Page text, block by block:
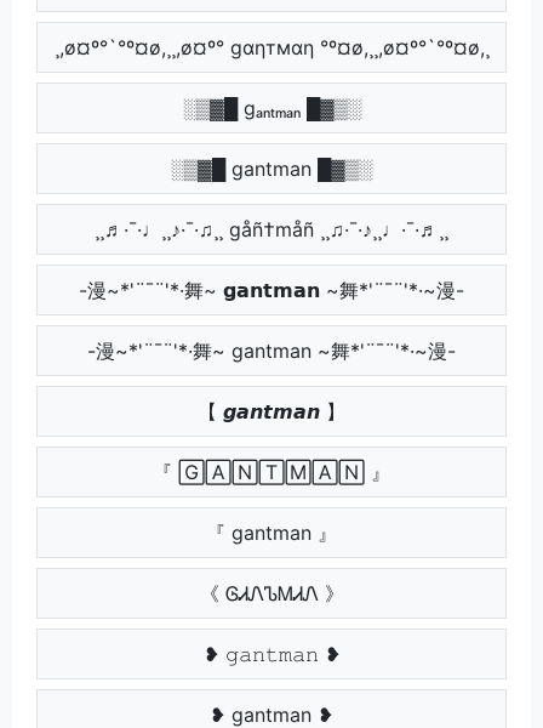
¸,ø¤º°`°º¤ø,¸¸,ø¤º° gαηтмαη °º¤ø,¸¸,ø¤º°`°º¤ø,¸
░▒▓█ gₐₙₜₘₐₙ █▓▒░
░▒▓█ gantman █▓▒░
¸¸♬·¯·♩¸¸♪·¯·♫¸¸ gåñ†måñ ¸¸♫·¯·♪¸¸♩·¯·♬¸¸
-漫~*'¨¯¨'*·舞~ 𝗴𝗮𝗻𝘁𝗺𝗮𝗻 ~舞*'¨¯¨'*·~漫-
-漫~*'¨¯¨'*·舞~ gantman ~舞*'¨¯¨'*·~漫-
【 𝙜𝙖𝙣𝙩𝙢𝙖𝙣 】
『 🄶🄰🄽🅃🄼🄰🄽 』
『 gantman 』
《 ᎶᏗᏁᏖᎷᏗᏁ 》
❥ 𝚐𝚊𝚗𝚝𝚖𝚊𝚗 ❥
❥ gantman ❥